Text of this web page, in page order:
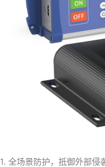
1. 全场景防护，抵御外部侵